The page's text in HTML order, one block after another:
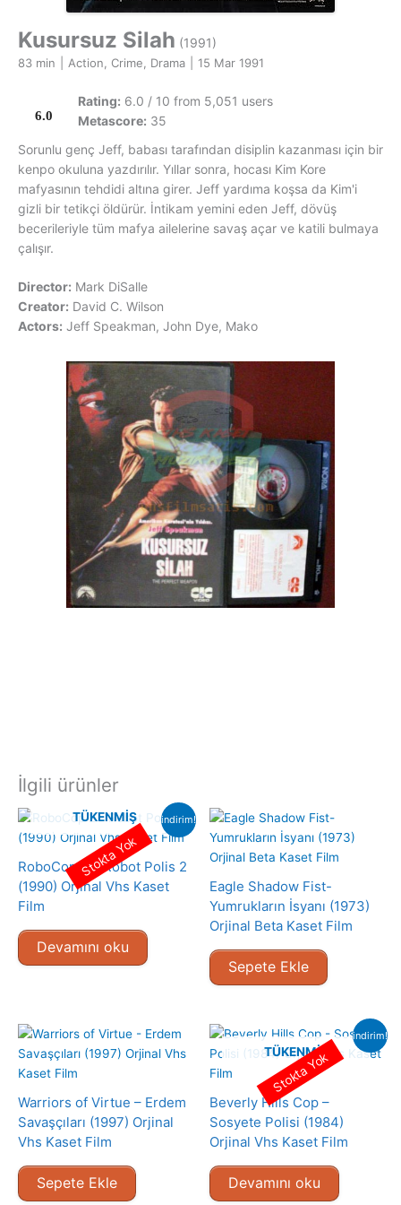
Kusursuz Silah (1991)
83 min Action, Crime, Drama 15 Mar 1991
6.0
Rating: 6.0 / 10 from 5,051 users
Metascore: 35
Sorunlu genç Jeff, babası tarafından disiplin kazanması için bir
kenpo okuluna yazdırılır. Yıllar sonra, hocası Kim Kore
mafyasının tehdidi altına girer. Jeff yardıma koşsa da Kim'i
gizli bir tetikçi öldürür. İntikam yemini eden Jeff, dövüş
becerileriyle tüm mafya ailelerine savaş açar ve katili bulmaya
çalışır.
Director: Mark DiSalle
Creator: David C. Wilson
Actors: Jeff Speakman, John Dye, Mako
İlgili ürünler
indirim!
TÜKENMIŞ
RoboCop 2 – Robot Polis 2
(1990) Orjinal Vhs Kaset
Film
Devamını oku
Stokta Yok
Eagle Shadow Fist-
Yumrukların İsyanı (1973)
Orjinal Beta Kaset Film
Sepete Ekle
Warriors of Virtue – Erdem
Savaşçıları (1997) Orjinal
Vhs Kaset Film
Sepete Ekle
indirim!
TÜKENMIŞ
Beverly Hills Cop –
Sosyete Polisi (1984)
Orjinal Vhs Kaset Film
Devamını oku
Stokta Yok